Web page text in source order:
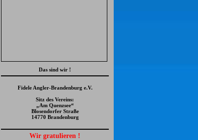
Das sind wir !
Fidele Angler-Brandenburg e.V.
Sitz des Vereins:
„Am Quenzsee“
Blosendorfer Straße
14770 Brandenburg
Wir gratulieren !